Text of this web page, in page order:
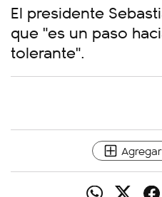
El presidente
que "es un paso
tolerante".